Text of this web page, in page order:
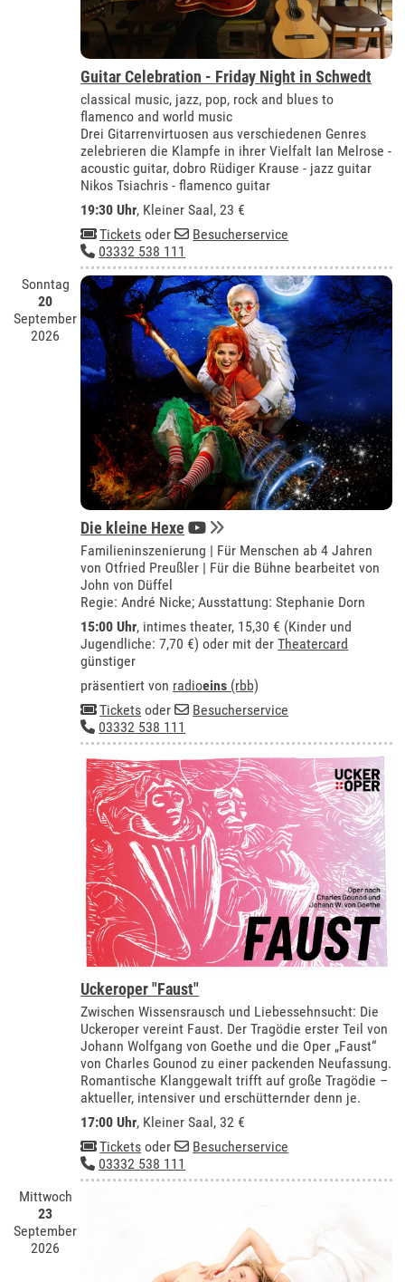
Guitar Celebration - Friday Night in Schwedt
classical music, jazz, pop, rock and blues to
flamenco and world music
Drei Gitarrenvirtuosen aus verschiedenen Genres
zelebrieren die Klampfe in ihrer Vielfalt Ian Melrose -
acoustic guitar, dobro Rüdiger Krause - jazz guitar
Nikos Tsiachris - flamenco guitar
19:30 Uhr, Kleiner Saal , 23 €
Tickets oder
Besucherservice
03332 538 111
Sonntag
20
September
2026
Die kleine Hexe
Familieninszenierung | Für Menschen ab 4 Jahren
von Otfried Preußler | Für die Bühne bearbeitet von
John von Düffel
Regie: André Nicke; Ausstattung: Stephanie Dorn
15:00 Uhr, intimes theater, 15,30 € (Kinder und
Jugendliche: 7,70 €) oder mit derTheatercard
günstiger
präsentiert von radioeins (rbb)
Tickets oder
Besucherservice
03332 538 111
Uckeroper "Faust"
Zwischen Wissensrausch und Liebessehnsucht: Die
Uckeroper vereint Faust. Der Tragödie erster Teil von
Johann Wolfgang von Goethe und die Oper „Faust“
von Charles Gounod zu einer packenden Neufassung.
Romantische Klanggewalt trifft auf große Tragödie –
aktueller, intensiver und erschütternder denn je.
17:00 Uhr, Kleiner Saal , 32 €
Tickets oder
Besucherservice
03332 538 111
Mittwoch
23
September
2026